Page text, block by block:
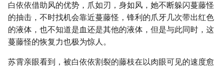
白依依借助风的优势，爪如刃，身如风，她不断躲闪蔓藤怪
的抽击，不时找机会靠近蔓藤怪，锋利的爪牙几次带出红色
的液体，也不知道是血还是其他的液体，但是与此同时，这
蔓藤怪的恢复力也极为惊人。
苏霄亲眼看到，被白依依割裂的藤枝在以肉眼可见的速度愈